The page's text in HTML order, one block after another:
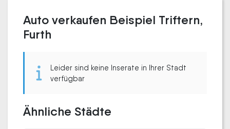
Auto verkaufen Beispiel Triftern,
Furth
Leider sind keine Inserate in Ihrer Stadt
verfügbar
Ähnliche Städte